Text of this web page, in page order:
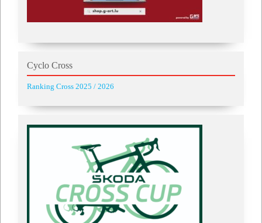
Cyclo Cross
Ranking Cross 2025 / 2026